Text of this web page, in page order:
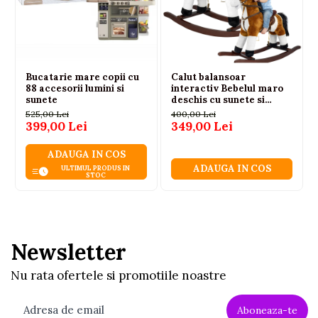
Caracteristici principale
Calut balansoar interactiv.
Material plusat moale si placut la atingere.
Sunete realiste de nechezat si galop.
Melodie western.
Gura mobila.
Coada mobila.
Manere solide din lemn.
Sa confortabila cu scarite.
Specificatii tehnice
Tip produs: Calut balansoar interactiv.
Material: Plus, lemn si metal.
Culoare: Roz.
Bucatarie mare copii cu
88 accesorii lumini si
sunete
525,00 Lei
399,00 Lei
ADAUGA IN COS
ULTIMUL PRODUS IN
STOC
Calut balansoar
interactiv Bebelul maro
deschis cu sunete si
miscari 74 cm 3 ani+
400,00 Lei
349,00 Lei
ADAUGA IN COS
Newsletter
Nu rata ofertele si promotiile noastre